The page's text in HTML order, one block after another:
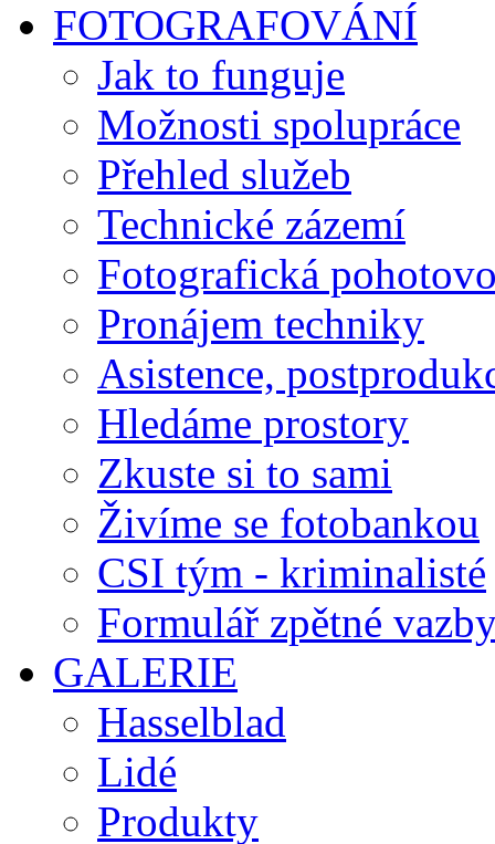
FOTOGRAFOVÁNÍ
Jak to funguje
Možnosti spolupráce
Přehled služeb
Technické zázemí
Fotografická
Pronájem techniky
Asistence,
Hledáme prostory
Zkuste si to sami
Živíme se fotobankou
CSI tým - kriminalisté
Formulář zpětné
GALERIE
Hasselblad
Lidé
Produkty